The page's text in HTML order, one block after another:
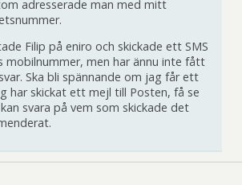
adresserade man med mitt
Filip på eniro och skickade ett SMS
mobilnummer, men har ännu inte fått
Ska bli spännande om jag får ett
har skickat ett mejl till Posten, få se
svara på vem som skickade det